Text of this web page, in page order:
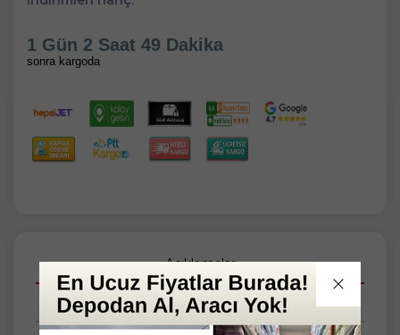
1 Gün 2 Saat 49 Dakika
sonra kargoda
Açıklamalar
Taksit Seçenekleri